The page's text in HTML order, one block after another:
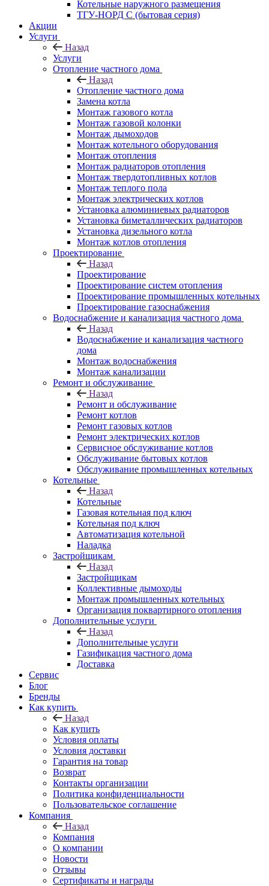
Котельные наружного размещения
ТГУ-НОРД С (бытовая серия)
Акции
Услуги
Назад
Услуги
Отопление частного дома
Назад
Отопление частного дома
Замена котла
Монтаж газового котла
Монтаж газовой колонки
Монтаж дымоходов
Монтаж котельного оборудования
Монтаж отопления
Монтаж радиаторов отопления
Монтаж твердотопливных котлов
Монтаж теплого пола
Монтаж электрических котлов
Установка алюминиевых радиаторов
Установка биметаллических радиаторов
Установка дизельного котла
Монтаж котлов отопления
Проектирование
Назад
Проектирование
Проектирование систем отопления
Проектирование промышленных котельных
Проектирование газоснабжения
Водоснабжение и канализация частного дома
Назад
Водоснабжение и канализация частного
дома
Монтаж водоснабжения
Монтаж канализации
Ремонт и обслуживание
Назад
Ремонт и обслуживание
Ремонт котлов
Ремонт газовых котлов
Ремонт электрических котлов
Сервисное обслуживание котлов
Обслуживание бытовых котлов
Обслуживание промышленных котельных
Котельные
Назад
Котельные
Газовая котельная под ключ
Котельная под ключ
Автоматизация котельной
Наладка
Застройщикам
Назад
Застройщикам
Коллективные дымоходы
Монтаж промышленных котельных
Организация поквартирного отопления
Дополнительные услуги
Назад
Дополнительные услуги
Газификация частного дома
Доставка
Сервис
Блог
Бренды
Как купить
Назад
Как купить
Условия оплаты
Условия доставки
Гарантия на товар
Возврат
Контакты организации
Политика конфиденциальности
Пользовательское соглашение
Компания
Назад
Компания
О компании
Новости
Отзывы
Сертификаты и награды